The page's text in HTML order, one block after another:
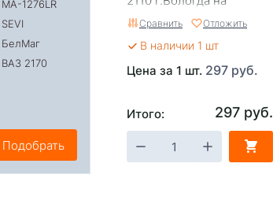
Сравнить Отложить
В наличии 1 шт
Цена за 1 шт. 297 руб.
Итого: 297 руб.
MA-1276LR
SEVI
БелМаг
ВАЗ 2170
смещение
оси 12 мм)
Тольятти
110 РТИ АВТО
Подобрать